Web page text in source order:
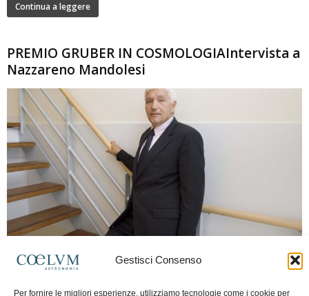
Gestisci Consenso
Per fornire le migliori esperienze, utilizziamo tecnologie come i cookie per
Continua a leggere
PREMIO GRUBER IN COSMOLOGIAIntervista a
Nazzareno Mandolesi
Frida Paolella - 16 Giugno 2026 0
spaziale europea e della missione Planck. Il dialogo ripercorre i principali